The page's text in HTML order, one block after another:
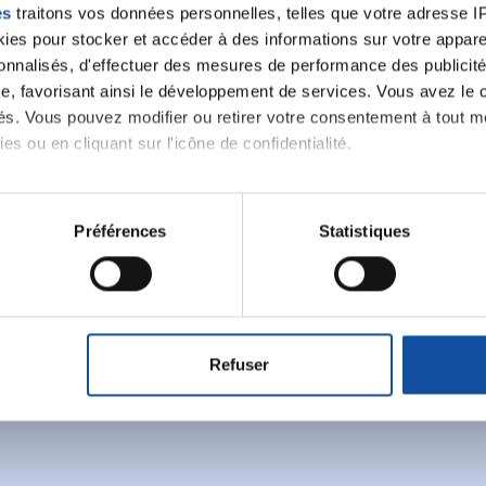
traitons vos données personnelles, telles que votre adresse
pour stocker et accéder à des informations sur votre
d'effectuer des mesures de performance des
favorisant ainsi le développement de services. Vous avez le
Vous pouvez modifier ou retirer votre consentement à tout
ou en cliquant sur l'icône de confidentialité.
également :
sur votre localisation géographique qui peuvent être
de vos données personnelles et définir vos
ou retirer votre consentement à tout moment à partir de la
Préférences Statistiques
Refuser
un
une nouvelle discussion vous aurez besoin de vous